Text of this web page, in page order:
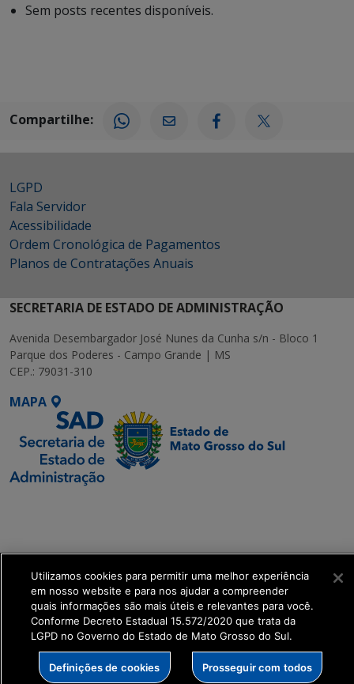
Sem posts recentes disponíveis.
Compartilhe:
LGPD
Fala Servidor
Acessibilidade
Ordem Cronológica de Pagamentos
Planos de Contratações Anuais
SECRETARIA DE ESTADO DE ADMINISTRAÇÃO
Avenida Desembargador José Nunes da Cunha s/n - Bloco 1
Parque dos Poderes - Campo Grande | MS
CEP.: 79031-310
MAPA
get_footer();
Utilizamos cookies para permitir uma melhor experiência
em nosso website e para nos ajudar a compreender
quais informações são mais úteis e relevantes para você.
Conforme Decreto Estadual 15.572/2020 que trata da
LGPD no Governo do Estado de Mato Grosso do Sul.
Definições de cookies Prosseguir com todos